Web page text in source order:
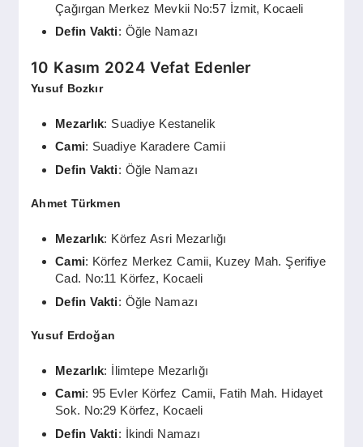
Çağırgan Merkez Mevkii No:57 İzmit, Kocaeli
Defin Vakti: Öğle Namazı
10 Kasım 2024 Vefat Edenler
Yusuf Bozkır
Mezarlık: Suadiye Kestanelik
Cami: Suadiye Karadere Camii
Defin Vakti: Öğle Namazı
Ahmet Türkmen
Mezarlık: Körfez Asri Mezarlığı
Cami: Körfez Merkez Camii, Kuzey Mah. Şerifiye
Cad. No:11 Körfez, Kocaeli
Defin Vakti: Öğle Namazı
Yusuf Erdoğan
Mezarlık: İlimtepe Mezarlığı
Cami: 95 Evler Körfez Camii, Fatih Mah. Hidayet
Sok. No:29 Körfez, Kocaeli
Defin Vakti: İkindi Namazı